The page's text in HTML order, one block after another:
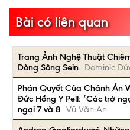
Bài có liên quan
Trang Ảnh Nghệ Thuật
Dòng Sông Sein
Dominic
Phán Quyết Của Chánh Án
Đức Hồng Y Pell: ‘Các trở
ngại 7 và 8 Vũ Văn An